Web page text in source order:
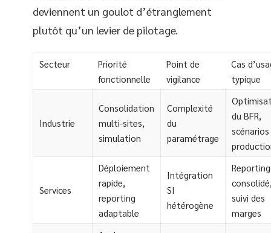
deviennent un goulot d’étranglement
plutôt qu’un levier de pilotage.
Secteur
Priorité
fonctionnelle
Point de
vigilance
Cas
typique
Industrie
Consolidation
multi-sites,
simulation
Complexité
du
paramétrage
du BFR,
Services
Déploiement
rapide,
reporting
adaptable
Intégration
SI
hétérogène
Reporting
suivi des
marges